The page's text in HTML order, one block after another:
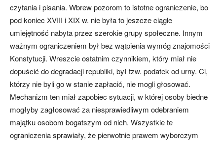
czytania i pisania. Wbrew pozorom to istotne ograniczenie, bo
pod koniec XVIII i XIX w. nie była to jeszcze ciągle
umiejętność nabyta przez szerokie grupy społeczne. Innym
ważnym ograniczeniem był bez wątpienia wymóg znajomości
Konstytucji. Wreszcie ostatnim czynnikiem, który miał nie
dopuścić do degradacji republiki, był tzw. podatek od urny. Ci,
którzy nie byli go w stanie zapłacić, nie mogli głosować.
Mechanizm ten miał zapobiec sytuacji, w której osoby biedne
mogłyby zagłosować za niesprawiedliwym odebraniem
majątku osobom bogatszym od nich. Wszystkie te
ograniczenia sprawiały, że pierwotnie prawem wyborczym